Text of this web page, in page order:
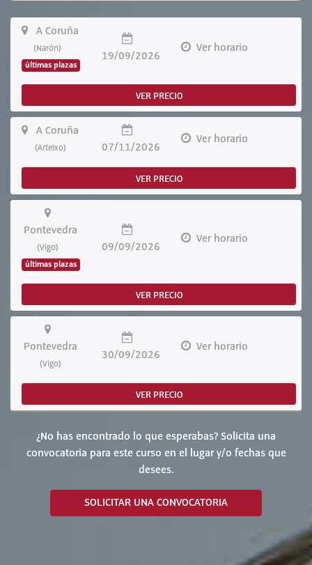
A Coruña
(Narón)
últimas plazas
19/09/2026
Ver horario
VER PRECIO
A Coruña
(Arteixo) 07/11/2026
Ver horario
VER PRECIO
Pontevedra
(Vigo)
últimas plazas
09/09/2026
Ver horario
VER PRECIO
Pontevedra
(Vigo)
30/09/2026
Ver horario
VER PRECIO
¿No has encontrado lo que esperabas? Solicita una
convocatoria para este curso en el lugar y/o fechas que
desees.
SOLICITAR UNA CONVOCATORIA